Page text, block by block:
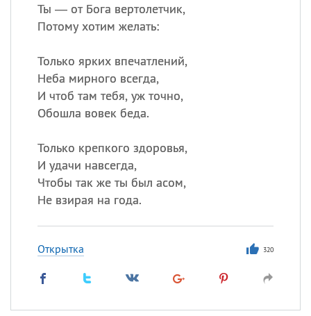
Ты — от Бога вертолетчик,
Потому хотим желать:
Только ярких впечатлений,
Неба мирного всегда,
И чтоб там тебя, уж точно,
Обошла вовек беда.
Только крепкого здоровья,
И удачи навсегда,
Чтобы так же ты был асом,
Не взирая на года.
Открытка 320